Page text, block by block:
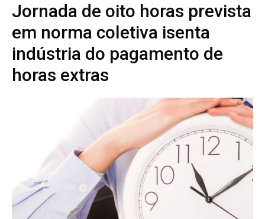
Jornada de oito horas prevista
em norma coletiva isenta
indústria do pagamento de
horas extras